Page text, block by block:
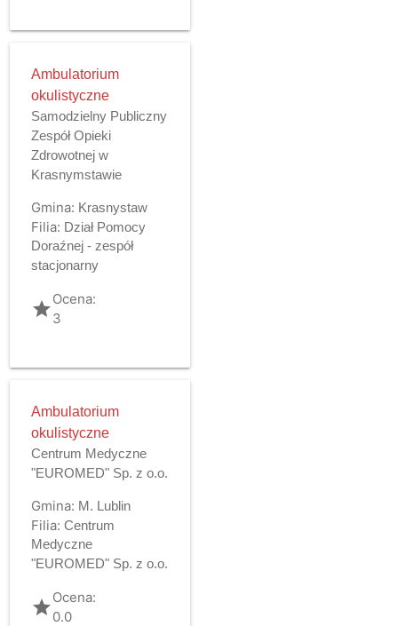
Ambulatorium
okulistyczne
Samodzielny Publiczny
Zespół Opieki
Zdrowotnej w
Krasnymstawie
Gmina: Krasnystaw
Filia: Dział Pomocy
Doraźnej - zespół
stacjonarny
gradeOcena:
3
Ambulatorium
okulistyczne
Centrum Medyczne
"EUROMED" Sp. z o.o.
Gmina: M. Lublin
Filia: Centrum
Medyczne
"EUROMED" Sp. z o.o.
gradeOcena:
0.0